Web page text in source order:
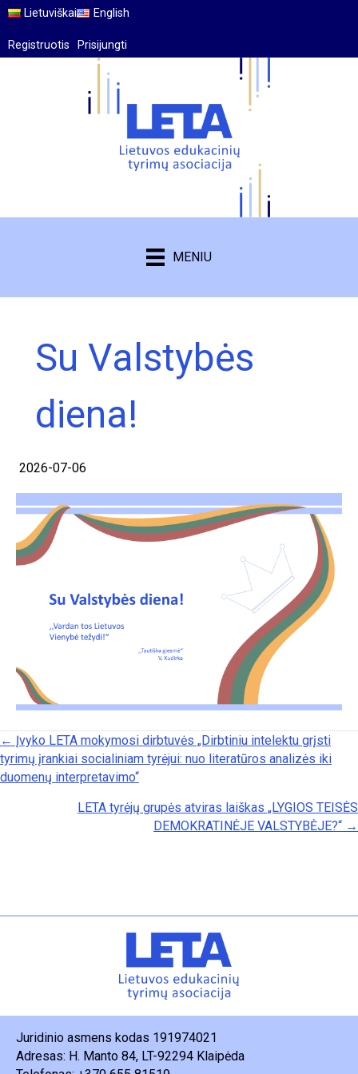
Lietuviškai English
Registruotis Prisijungti
MENIU
Su Valstybės
diena!
2026-07-06
Posts navigation
← Įvyko LETA mokymosi dirbtuvės „Dirbtiniu intelektu grįsti
tyrimų įrankiai socialiniam tyrėjui: nuo literatūros analizės iki
duomenų interpretavimo“
LETA tyrėjų grupės atviras laiškas „LYGIOS TEISĖS
DEMOKRATINĖJE VALSTYBĖJE?“ →
Juridinio asmens kodas 191974021
Adresas: H. Manto 84, LT-92294 Klaipėda